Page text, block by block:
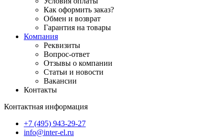
Как оформить заказ?
Обмен и возврат
Гарантия на товары
Компания
Реквизиты
Вопрос-ответ
Отзывы о компании
Статьи и новости
Вакансии
Контакты
Контактная информация
+7 (495) 943-29-27
info@inter-el.ru